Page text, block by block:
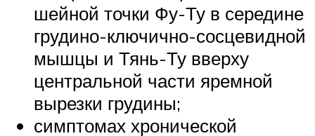
шейной точки Фу-Ту в середине
грудино-ключично-сосцевидной
мышцы и Тянь-Ту вверху
центральной части яремной
вырезки грудины;
симптомах хронической